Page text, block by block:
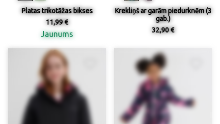
Platas trikotāžas bikses
11,99 €
Jaunums
Krekliņš ar garām piedurknēm (3
gab.)
32,90 €